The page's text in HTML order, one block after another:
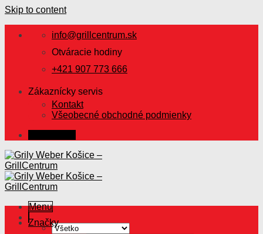
Skip to content
info@grillcentrum.sk
Otváracie hodiny
+421 907 773 666
Zákaznícky servis
Kontakt
Všeobecné obchodné podmienky
Menu
Značky